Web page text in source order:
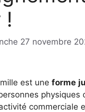
!
27 novembre
est une forme
physiques
commerciale